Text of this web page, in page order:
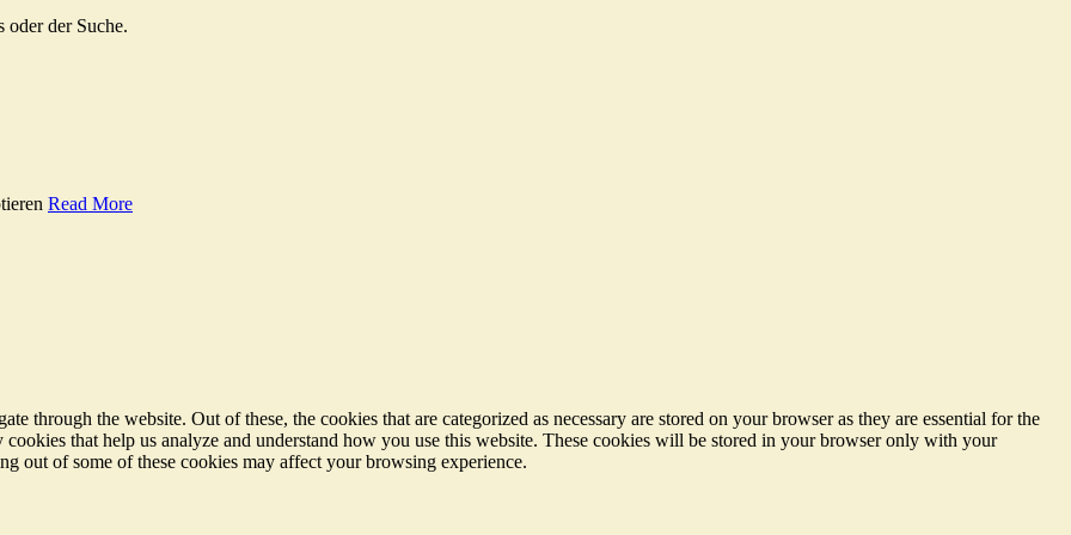
oder der Suche.
Read More
through the website. Out of these, the cookies that are categorized as necessary are stored on your browser as they are essential for the
that help us analyze and understand how you use this website. These cookies will be stored in your browser only with your
out of some of these cookies may affect your browsing experience.